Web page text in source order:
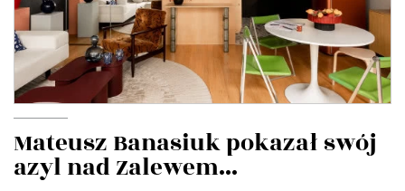
Mateusz Banasiuk pokazał swój
azyl nad Zalewem...